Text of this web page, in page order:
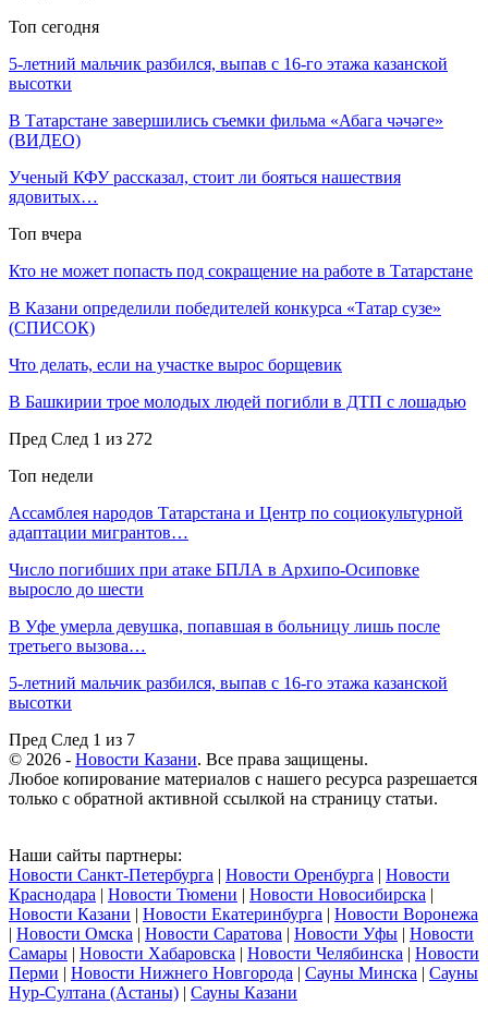
Топ сегодня
5-летний мальчик разбился, выпав с 16-го этажа казанской
высотки
В Татарстане завершились съемки фильма «Абага чәчәге»
(ВИДЕО)
Ученый КФУ рассказал, стоит ли бояться нашествия
ядовитых…
Топ вчера
Кто не может попасть под сокращение на работе в Татарстане
В Казани определили победителей конкурса «Татар сузе»
(СПИСОК)
Что делать, если на участке вырос борщевик
В Башкирии трое молодых людей погибли в ДТП с лошадью
Пред След 1 из 272
Топ недели
Ассамблея народов Татарстана и Центр по социокультурной
адаптации мигрантов…
Число погибших при атаке БПЛА в Архипо-Осиповке
выросло до шести
В Уфе умерла девушка, попавшая в больницу лишь после
третьего вызова…
5-летний мальчик разбился, выпав с 16-го этажа казанской
высотки
Пред След 1 из 7
© 2026 - Новости Казани. Все права защищены.
Любое копирование материалов с нашего ресурса разрешается
только с обратной активной ссылкой на страницу статьи.
Наши сайты партнеры:
Новости Санкт-Петербурга | Новости Оренбурга | Новости
Краснодара | Новости Тюмени | Новости Новосибирска |
Новости Казани | Новости Екатеринбурга | Новости Воронежа
| Новости Омска | Новости Саратова | Новости Уфы | Новости
Самары | Новости Хабаровска | Новости Челябинска | Новости
Перми | Новости Нижнего Новгорода | Сауны Минска | Сауны
Нур-Султана (Астаны) | Сауны Казани